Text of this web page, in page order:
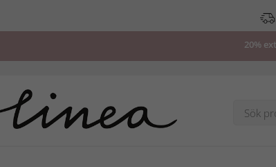
20%